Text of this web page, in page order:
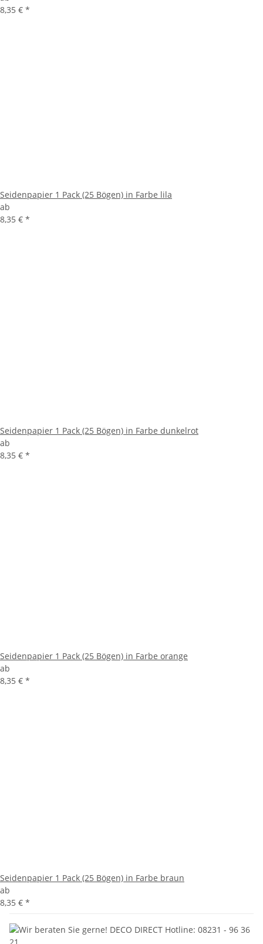
8,35 € *
Seidenpapier 1 Pack (25 Bögen) in Farbe lila
ab
8,35 € *
Seidenpapier 1 Pack (25 Bögen) in Farbe dunkelrot
ab
8,35 € *
Seidenpapier 1 Pack (25 Bögen) in Farbe orange
ab
8,35 € *
Seidenpapier 1 Pack (25 Bögen) in Farbe braun
ab
8,35 € *